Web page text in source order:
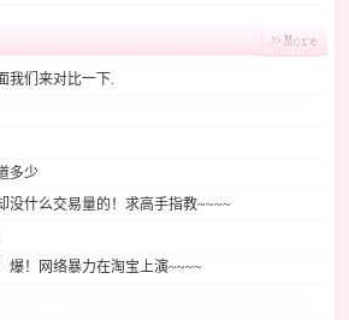
我们来对比一下.
多少
没什么交易量的！求高手指教~~~~
爆！网络暴力在淘宝上演~~~~